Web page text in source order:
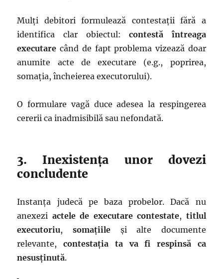
Mulți debitori formulează contestații fără a
identifica clar obiectul:contestă întreaga
executare când de fapt problema vizează doar
anumite acte de executare (e.g., poprirea,
somația, încheierea executorului).
O formulare vagă duce adesea la respingerea
cererii ca inadmisibilă sau nefondată.
3. Inexistența unor dovezi
concludente
Instanța judecă pe baza probelor. Dacă nu
anexezi actele de executare contestate, titlul
executoriu, somațiileși alte documente
relevante,contestația ta va fi respinsă ca
nesusținută.